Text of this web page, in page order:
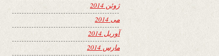
ژوئن 2014
می 2014
آوریل 2014
مارس 2014